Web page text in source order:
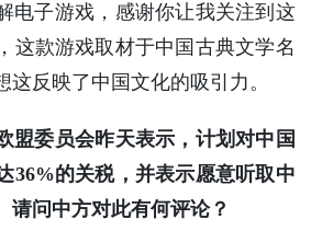
电子游戏，感谢你让我关注到这
这款游戏取材于中国古典文学名
这反映了中国文化的吸引力。
盟委员会昨天表示，计划对中国
36%的关税，并表示愿意听取中
请问中方对此有何评论？